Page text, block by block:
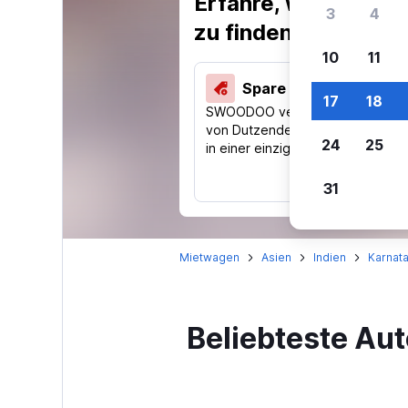
zu finden.
Spare 40 % und mehr
SWOODOO vergleicht Preise
von Dutzenden Reise-Websites
in einer einzigen Suche.
Mietwagen Asien Indien
Beliebteste
3 4
10 11
17 18
24 25
31